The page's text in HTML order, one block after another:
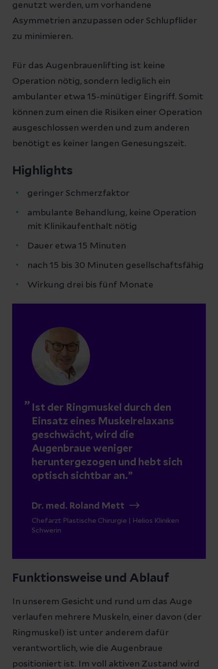
genutzt werden, um vorhandene
Asymmetrien anzupassen oder Schlupflider
zu minimieren.
Für das Augenbrauenlifting ist keine
Operation nötig, sondern lediglich ein
ambulanter etwa 15-minütiger Eingriff. Somit
können zum einen die Risiken einer Operation
ausgeschlossen werden und zum anderen
benötigt es keiner langen Genesungszeit.
Highlights
geringer Schmerzfaktor
ambulante Behandlung, keine Operation
mit Klinikaufenthalt nötig
Dauer etwa 15 Minuten
nach 15 bis 30 Minuten gesellschaftsfähig
Wirkung drei bis fünf Monate
Chefarzt Plastische Chirurgie | Helios Kliniken
Schwerin
Ist der Ringmuskel durch den
Einsatz eines Muskelrelaxans
geschwächt, wird die
Augenbraue weniger
heruntergezogen und hebt sich
optisch sichtbar an.
Dr. med. Roland Mett
Funktionsweise und Ablauf
In unserem Gesicht und rund um das Auge
verlaufen mehrere Muskeln, einer davon (der
Ringmuskel) ist unter anderem dafür
verantwortlich, wie die Augenbraue
positioniert ist. Im voll aktiven Zustand wird